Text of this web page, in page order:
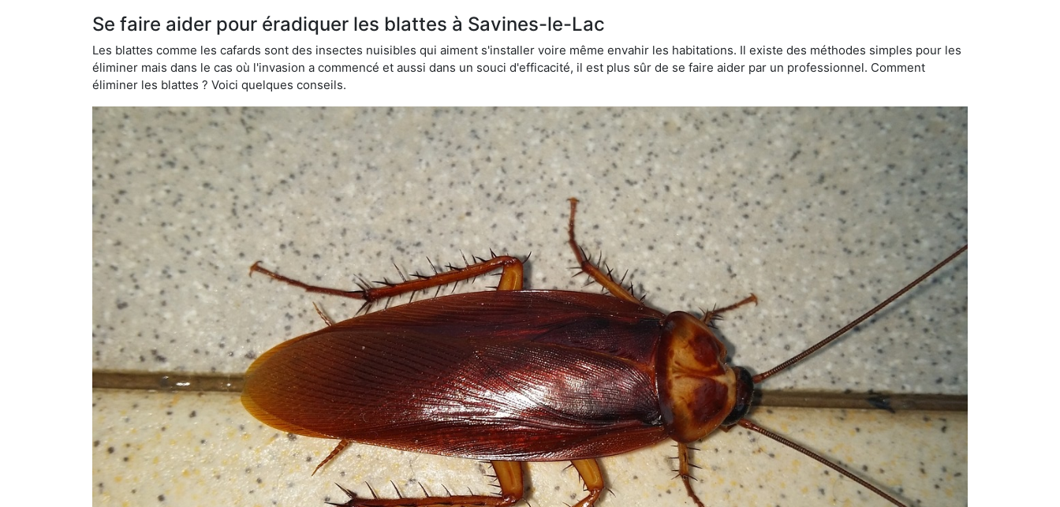
Se faire aider pour éradiquer les blattes à Savines-le-Lac
Les blattes comme les cafards sont des insectes nuisibles qui aiment s'installer voire même envahir les habitations. Il existe des méthodes simples pour les
éliminer mais dans le cas où l'invasion a commencé et aussi dans un souci d'efficacité, il est plus sûr de se faire aider par un professionnel. Comment
éliminer les blattes ? Voici quelques conseils.